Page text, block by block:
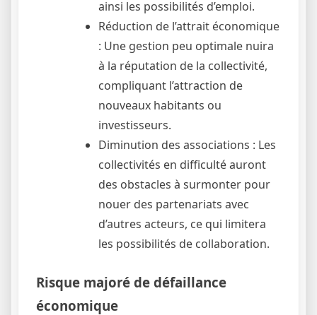
ainsi les possibilités d’emploi.
Réduction de l’attrait économique
: Une gestion peu optimale nuira
à la réputation de la collectivité,
compliquant l’attraction de
nouveaux habitants ou
investisseurs.
Diminution des associations : Les
collectivités en difficulté auront
des obstacles à surmonter pour
nouer des partenariats avec
d’autres acteurs, ce qui limitera
les possibilités de collaboration.
Risque majoré de défaillance
économique